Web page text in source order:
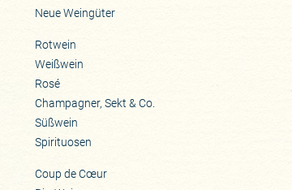
Neue Weingüter
Rotwein
Weißwein
Rosé
Champagner, Sekt & Co.
Süßwein
Spirituosen
Coup de Cœur